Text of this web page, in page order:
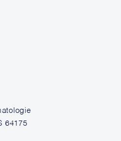
64175